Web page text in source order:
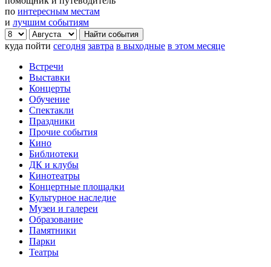
по интересным местам
и лучшим событиям
куда пойти сегодня завтра в выходные в этом месяце
Встречи
Выставки
Концерты
Обучение
Спектакли
Праздники
Прочие события
Кино
Библиотеки
ДК и клубы
Кинотеатры
Концертные площадки
Культурное наследие
Музеи и галереи
Образование
Памятники
Парки
Театры